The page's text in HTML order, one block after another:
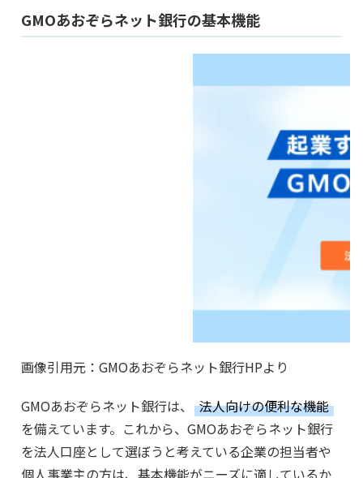
GMOあおぞらネット銀行の基本機能
画像引用元：GMOあおぞらネット銀行HPより
GMOあおぞらネット銀行は、
法人向けの便利な機能
を備えています。これから、GMOあおぞらネット銀行
を法人口座として選ぼうと考えている企業の担当者や
個人事業主の方は、基本機能がニーズに適しているか